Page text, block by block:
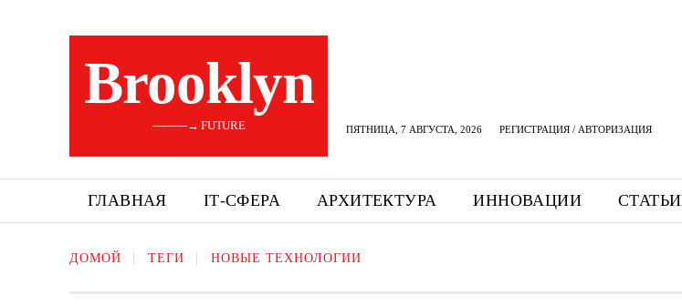
Brooklyn
———→ FUTURE ПЯТНИЦА, 7 АВГУСТА, 2026 РЕГИСТРАЦИЯ / АВТОРИЗАЦИЯ
ГЛАВНАЯ ІТ-СФЕРА АРХИТЕКТУРА ИННОВАЦИИ СТАТЬИ
ДОМОЙ ТЕГИ НОВЫЕ ТЕХНОЛОГИИ